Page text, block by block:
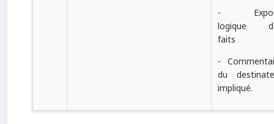
-
logique
faits
-
du
impliqué.